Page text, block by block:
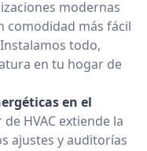
modernas
comodidad más fácil
todo,
en tu hogar de
en el
HVAC extiende la
ajustes y auditorías